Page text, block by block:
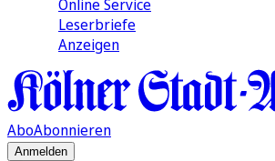
Online Service
Leserbriefe
Anzeigen
AboAbonnieren
Anmelden